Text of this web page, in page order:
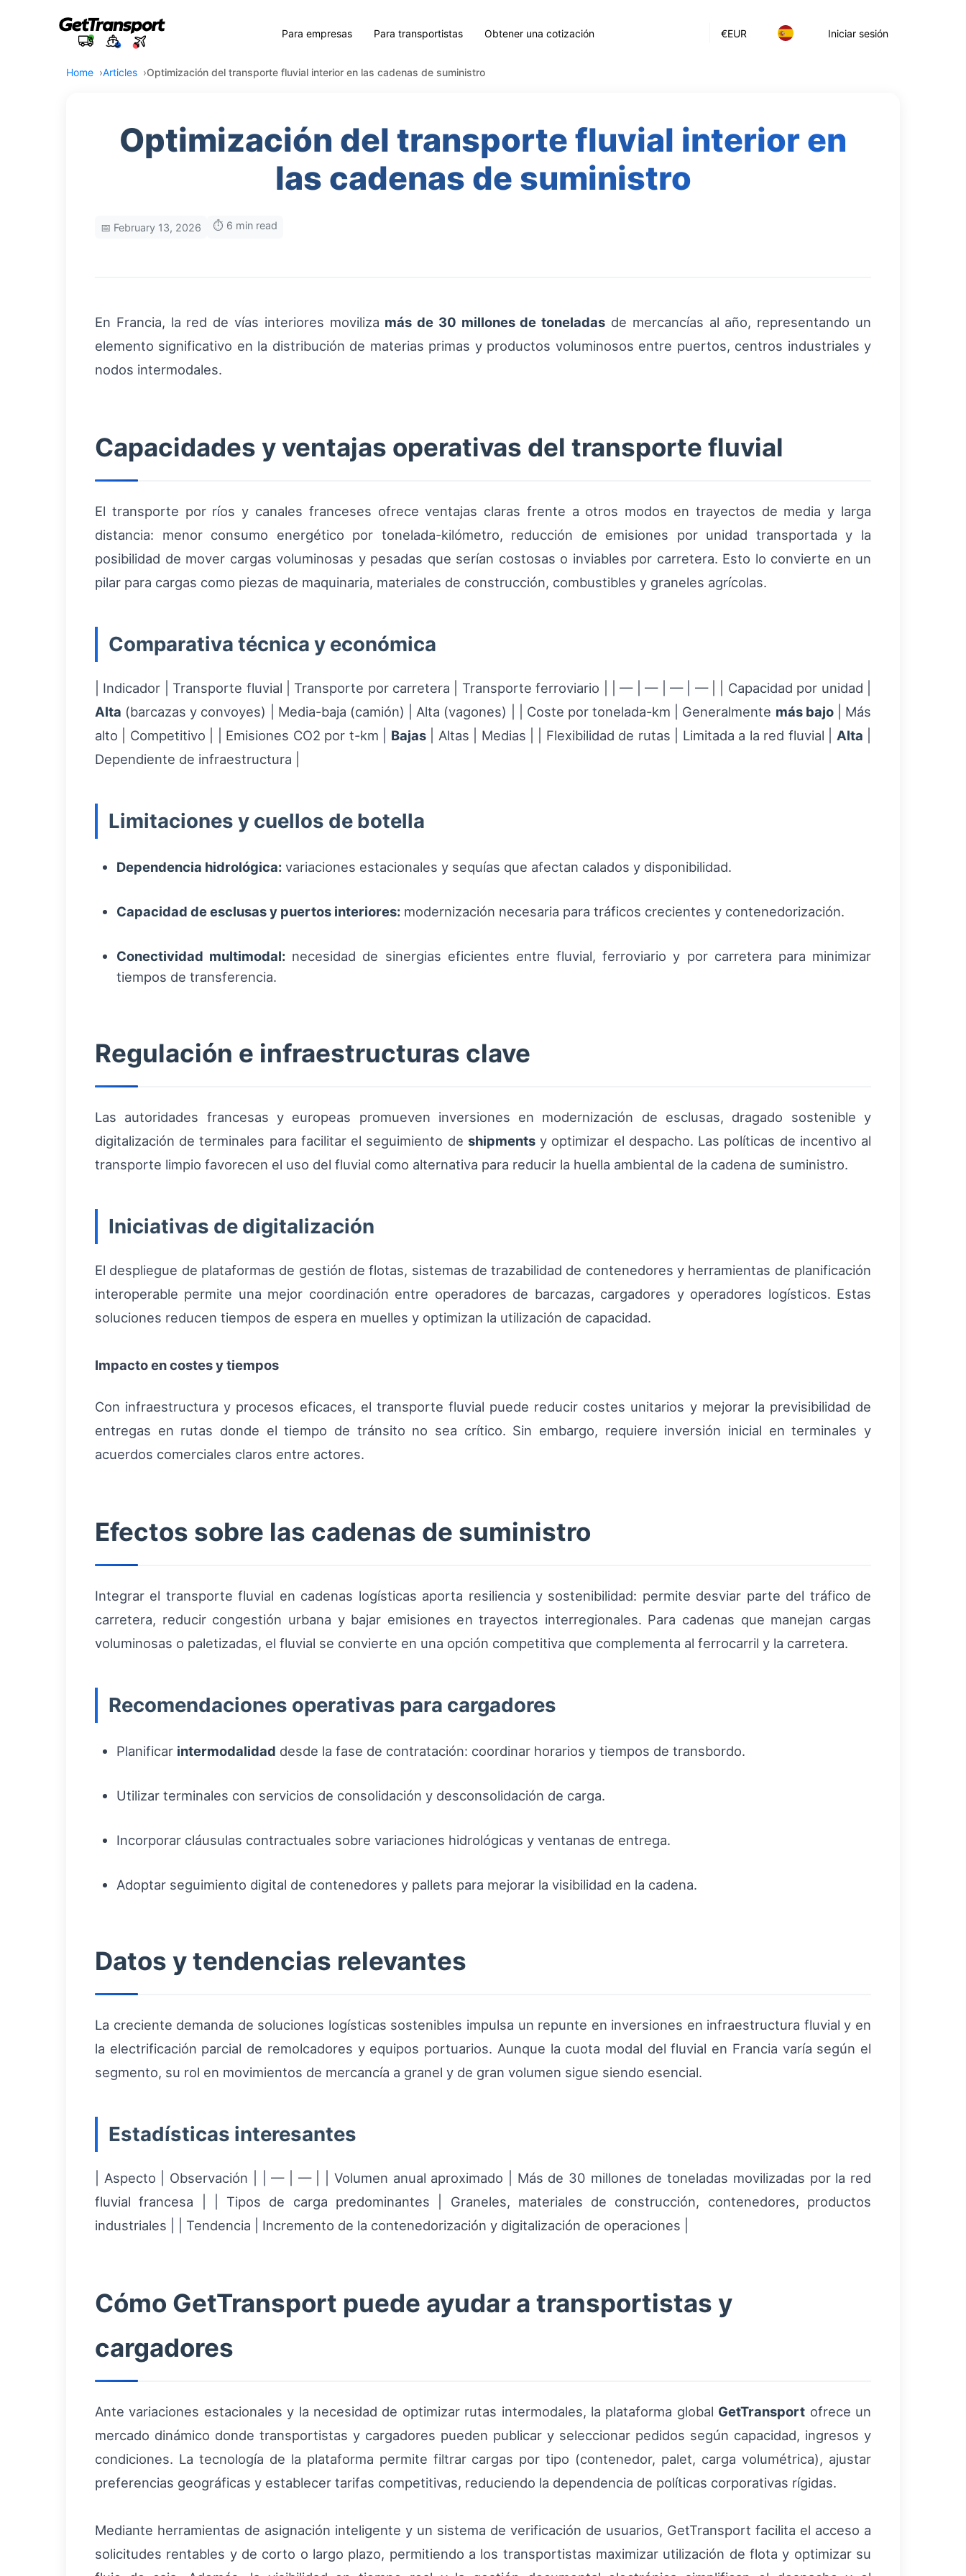
€EUR Iniciar sesión
Para empresas Para transportistas Obtener una cotización
Home Articles Optimización del transporte fluvial interior en las cadenas de suministro
Optimización del transporte fluvial interior en
las cadenas de suministro
📅 February 13, 2026 ⏱️ 6 min read
En Francia, la red de vías interiores moviliza más de 30 millones de toneladas de mercancías al año, representando un
elemento significativo en la distribución de materias primas y productos voluminosos entre puertos, centros industriales y
nodos intermodales.
Capacidades y ventajas operativas del transporte fluvial
El transporte por ríos y canales franceses ofrece ventajas claras frente a otros modos en trayectos de media y larga
distancia: menor consumo energético por tonelada-kilómetro, reducción de emisiones por unidad transportada y la
posibilidad de mover cargas voluminosas y pesadas que serían costosas o inviables por carretera. Esto lo convierte en un
pilar para cargas como piezas de maquinaria, materiales de construcción, combustibles y graneles agrícolas.
Comparativa técnica y económica
| Indicador | Transporte fluvial | Transporte por carretera | Transporte ferroviario | | — | — | — | — | | Capacidad por unidad |
Alta (barcazas y convoyes) | Media-baja (camión) | Alta (vagones) | | Coste por tonelada-km | Generalmente más bajo| Más
alto | Competitivo | | Emisiones CO2 por t-km | Bajas| Altas | Medias | | Flexibilidad de rutas | Limitada a la red fluvial | Alta
Dependiente de infraestructura |
Limitaciones y cuellos de botella
Dependencia hidrológica: variaciones estacionales y sequías que afectan calados y disponibilidad.
Capacidad de esclusas y puertos interiores: modernización necesaria para tráficos crecientes y contenedorización.
Conectividad multimodal: necesidad de sinergias eficientes entre fluvial, ferroviario y por carretera para minimizar
tiempos de transferencia.
Regulación e infraestructuras clave
Las autoridades francesas y europeas promueven inversiones en modernización de esclusas, dragado sostenible y
digitalización de terminales para facilitar el seguimiento de shipmentsy optimizar el despacho. Las políticas de incentivo al
transporte limpio favorecen el uso del fluvial como alternativa para reducir la huella ambiental de la cadena de suministro.
Iniciativas de digitalización
El despliegue de plataformas de gestión de flotas, sistemas de trazabilidad de contenedores y herramientas de planificación
interoperable permite una mejor coordinación entre operadores de barcazas, cargadores y operadores logísticos. Estas
soluciones reducen tiempos de espera en muelles y optimizan la utilización de capacidad.
Impacto en costes y tiempos
Con infraestructura y procesos eficaces, el transporte fluvial puede reducir costes unitarios y mejorar la previsibilidad de
entregas en rutas donde el tiempo de tránsito no sea crítico. Sin embargo, requiere inversión inicial en terminales y
acuerdos comerciales claros entre actores.
Efectos sobre las cadenas de suministro
Integrar el transporte fluvial en cadenas logísticas aporta resiliencia y sostenibilidad: permite desviar parte del tráfico de
carretera, reducir congestión urbana y bajar emisiones en trayectos interregionales. Para cadenas que manejan cargas
voluminosas o paletizadas, el fluvial se convierte en una opción competitiva que complementa al ferrocarril y la carretera.
Recomendaciones operativas para cargadores
Planificar intermodalidad desde la fase de contratación: coordinar horarios y tiempos de transbordo.
Utilizar terminales con servicios de consolidación y desconsolidación de carga.
Incorporar cláusulas contractuales sobre variaciones hidrológicas y ventanas de entrega.
Adoptar seguimiento digital de contenedores y pallets para mejorar la visibilidad en la cadena.
Datos y tendencias relevantes
La creciente demanda de soluciones logísticas sostenibles impulsa un repunte en inversiones en infraestructura fluvial y en
la electrificación parcial de remolcadores y equipos portuarios. Aunque la cuota modal del fluvial en Francia varía según el
segmento, su rol en movimientos de mercancía a granel y de gran volumen sigue siendo esencial.
Estadísticas interesantes
| Aspecto | Observación | | — | — | | Volumen anual aproximado | Más de 30 millones de toneladas movilizadas por la red
fluvial francesa | | Tipos de carga predominantes | Graneles, materiales de construcción, contenedores, productos
industriales | | Tendencia | Incremento de la contenedorización y digitalización de operaciones |
Cómo GetTransport puede ayudar a transportistas y
cargadores
Ante variaciones estacionales y la necesidad de optimizar rutas intermodales, la plataforma global GetTransport ofrece un
mercado dinámico donde transportistas y cargadores pueden publicar y seleccionar pedidos según capacidad, ingresos y
condiciones. La tecnología de la plataforma permite filtrar cargas por tipo (contenedor, palet, carga volumétrica), ajustar
preferencias geográficas y establecer tarifas competitivas, reduciendo la dependencia de políticas corporativas rígidas.
Mediante herramientas de asignación inteligente y un sistema de verificación de usuarios, GetTransport facilita el acceso a
solicitudes rentables y de corto o largo plazo, permitiendo a los transportistas maximizar utilización de flota y optimizar su